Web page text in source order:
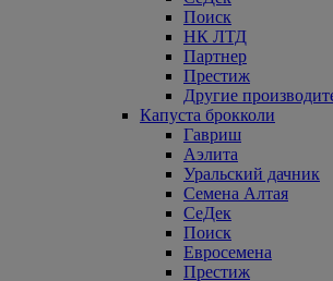
Поиск
НК ЛТД
Партнер
Престиж
Другие
Капуста брокколи
Гавриш
Аэлита
Уральский дачник
Семена Алтая
СеДек
Поиск
Евросемена
Престиж